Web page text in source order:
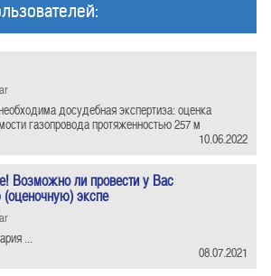
досудебная экспертиза: оценка
газопровода протяженностью 257 м
10.06.2022
Возможно ли провести у Вас
(оценочную) экспе
...
08.07.2021